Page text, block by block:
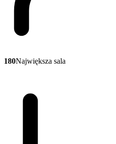
180Największa sala